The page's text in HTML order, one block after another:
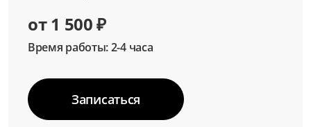
от 1 500 ₽
Время работы: 2-4 часа
Записаться